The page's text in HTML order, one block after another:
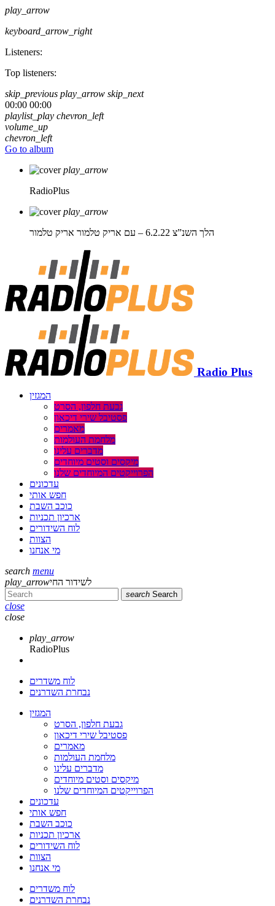
play_arrow
keyboard_arrow_right
Listeners:
Top listeners:
skip_previous play_arrow skip_next
00:00 00:00
playlist_play chevron_left
volume_up
chevron_left
Go to album
play_arrow
RadioPlus
play_arrow
הלך השנ”צ 6.2.22 – עם אריק טלמור
אריק טלמור
Radio Plus
המגזין
גבעת חלפון, הסרט
פסטיבל שירי דיכאון
מאמרים
מלחמת העולמות
מדברים עלינו
מיקסים וסטים מיוחדים
הפרוייקטים המיוחדים שלנו
עדכונים
חפש אותי
כוכב השבת
ארכיון תכניות
לוח השידורים
הצוות
מי אנחנו
search menu
play_arrowלשידור החי
search Search
close
close
play_arrow
RadioPlus
לוח משדרים
נבחרת השדרנים
המגזין
גבעת חלפון, הסרט
פסטיבל שירי דיכאון
מאמרים
מלחמת העולמות
מדברים עלינו
מיקסים וסטים מיוחדים
הפרוייקטים המיוחדים שלנו
עדכונים
חפש אותי
כוכב השבת
ארכיון תכניות
לוח השידורים
הצוות
מי אנחנו
לוח משדרים
נבחרת השדרנים